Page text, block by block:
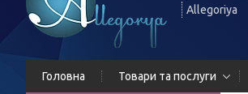
Allegoriya
Головна Товари та послуги